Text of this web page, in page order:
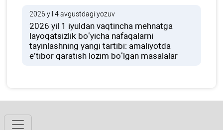
2026 yil 4 avgustdagi yozuv
2026 yil 1 iyuldan vaqtincha mehnatga
layoqatsizlik boʻyicha nafaqalarni
tayinlashning yangi tartibi: amaliyotda
e’tibor qaratish lozim boʻlgan masalalar